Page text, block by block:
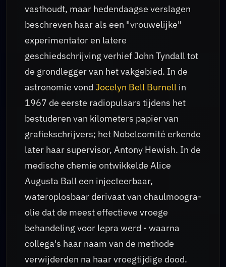
vasthoudt, maar hedendaagse verslagen
beschreven haar als een "vrouwelijke"
experimentator en latere
geschiedschrijving verhief John Tyndall tot
de grondlegger van het vakgebied. In de
astronomie vond Jocelyn Bell Burnell in
1967 de eerste radiopulsars tijdens het
bestuderen van kilometers papier van
grafiekschrijvers; het Nobelcomité erkende
later haar supervisor, Antony Hewish. In de
medische chemie ontwikkelde Alice
Augusta Ball een injecteerbaar,
wateroplosbaar derivaat van chaulmoogra-
olie dat de meest effectieve vroege
behandeling voor lepra werd - waarna
collega's haar naam van de methode
verwijderden na haar vroegtijdige dood.